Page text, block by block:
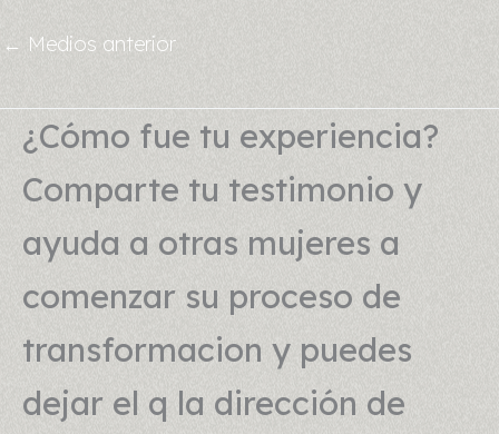
← Medios anterior
¿Cómo fue tu experiencia?
Comparte tu testimonio y
ayuda a otras mujeres a
comenzar su proceso de
transformacion y puedes
dejar el q la dirección de